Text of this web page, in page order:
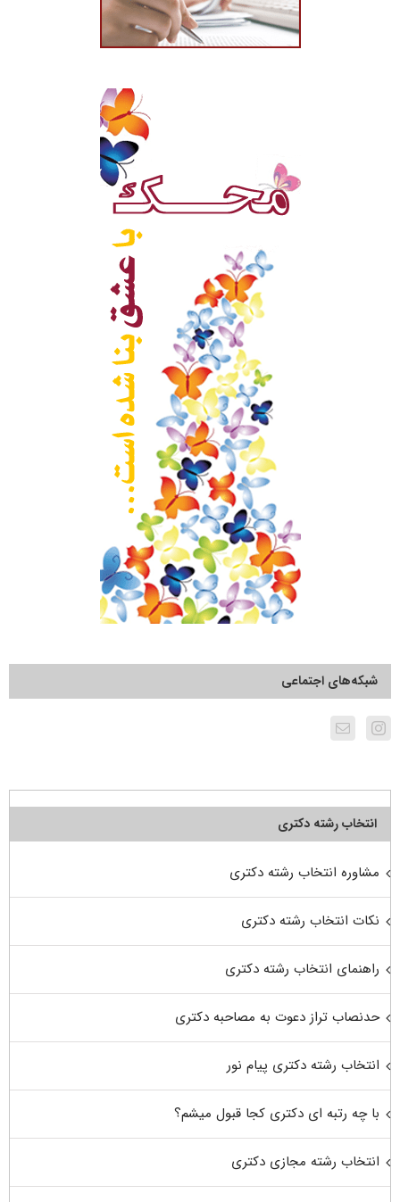
شبکه‌های اجتماعی
انتخاب رشته دکتری
مشاوره انتخاب رشته دکتری
نکات انتخاب رشته دکتری
راهنمای انتخاب رشته دکتری
حدنصاب تراز دعوت به مصاحبه دکتری
انتخاب رشته دکتری پیام نور
با چه رتبه ای دکتری کجا قبول میشم؟
انتخاب رشته مجازی دکتری